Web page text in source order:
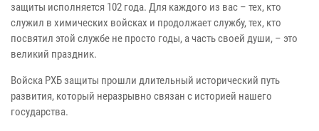
защиты исполняется 102 года. Для каждого из вас – тех, кто
служил в химических войсках и продолжает службу, тех, кто
посвятил этой службе не просто годы, а часть своей души, – это
великий праздник.
Войска РХБ защиты прошли длительный исторический путь
развития, который неразрывно связан с историей нашего
государства.